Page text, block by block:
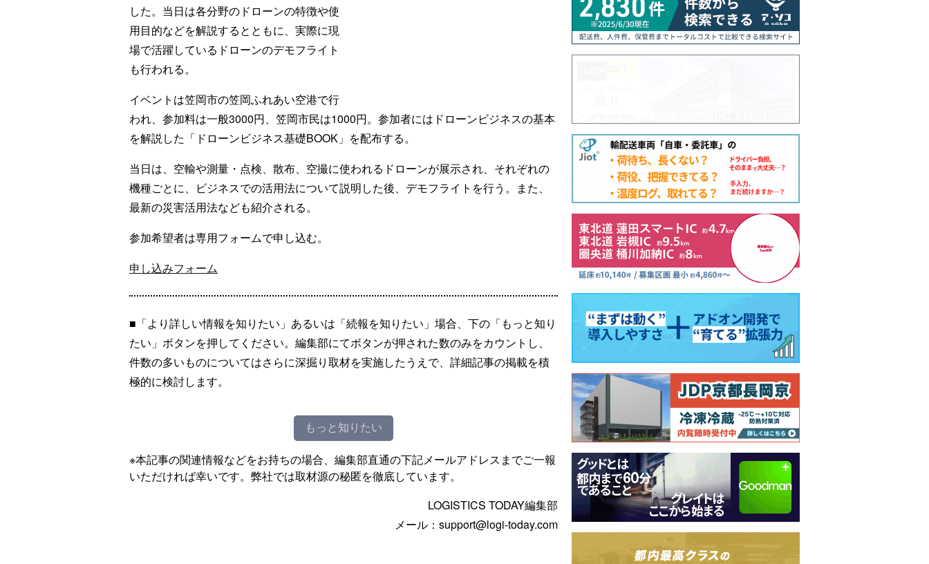
した。当日は各分野のドローンの特徴や使
用目的などを解説するとともに、実際に現
場で活躍しているドローンのデモフライト
も行われる。
イベントは笠岡市の笠岡ふれあい空港で行
われ、参加料は一般3000円、笠岡市民は1000円。参加者にはドローンビジネスの基本
を解説した「ドローンビジネス基礎BOOK」を配布する。
当日は、空輸や測量・点検、散布、空撮に使われるドローンが展示され、それぞれの
機種ごとに、ビジネスでの活用法について説明した後、デモフライトを行う。また、
最新の災害活用法なども紹介される。
参加希望者は専用フォームで申し込む。
申し込みフォーム
■「より詳しい情報を知りたい」あるいは「続報を知りたい」場合、下の「もっと知り
たい」ボタンを押してください。編集部にてボタンが押された数のみをカウントし、
件数の多いものについてはさらに深掘り取材を実施したうえで、詳細記事の掲載を積
極的に検討します。
もっと知りたい
※本記事の関連情報などをお持ちの場合、編集部直通の下記メールアドレスまでご一報
いただければ幸いです。弊社では取材源の秘匿を徹底しています。
LOGISTICS TODAY編集部
メール：support@logi-today.com